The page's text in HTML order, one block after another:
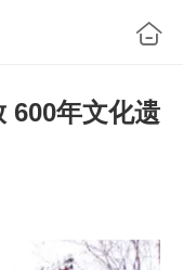
600年文化遗